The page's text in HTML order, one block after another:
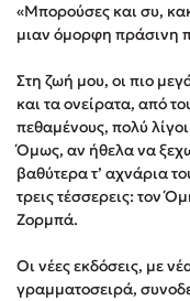
Δημοφιλή Άρθρα
Τεστ: Ποιο αστυνομικό
Ο εθισμός των παιδιών
Μια λέξη που συχνά
Τι είναι η
απαντά!
Συγχαρητήρια,
3 βιβλία που μπορείς
«Μπορούσες και συ,
μιαν όμορφη πράσινη
Στη ζωή μου, οι πιο
και τα ονείρατα, από
πεθαμένους, πολύ
Όμως, αν ήθελα να
βαθύτερα τ’ αχνάρια
τρεις τέσσερεις: τον
Ζορμπά.
Οι νέες εκδόσεις, με
γραμματοσειρά,